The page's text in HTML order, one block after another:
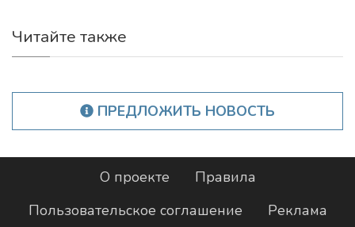
Читайте также
ПРЕДЛОЖИТЬ НОВОСТЬ
О проекте
Правила
Пользовательское соглашение
Реклама